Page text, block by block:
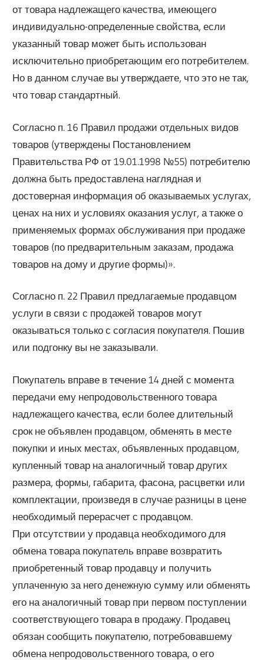
от товара надлежащего качества, имеющего
индивидуально-определенные свойства, если
указанный товар может быть использован
исключительно приобретающим его потребителем.
Но в данном случае вы утверждаете, что это не так,
что товар стандартный.
Согласно п. 16 Правил продажи отдельных видов
товаров (утверждены Постановлением
Правительства РФ от 19.01.1998 №55)​ потребителю
должна быть предоставлена наглядная и
достоверная информация об оказываемых услугах,
ценах на них и условиях оказания услуг, а также о
применяемых формах обслуживания при продаже
товаров (по предварительным заказам, продажа
товаров на дому и другие формы)».
Согласно п. 22 Правил предлагаемые продавцом
услуги в связи с продажей товаров могут
оказываться только с согласия покупателя. Пошив
или подгонку вы не заказывали.
Покупатель вправе в течение 14 дней с момента
передачи ему непродовольственного товара
надлежащего качества, если более длительный
срок не объявлен продавцом, обменять в месте
покупки и иных местах, объявленных продавцом,
купленный товар на аналогичный товар других
размера, формы, габарита, фасона, расцветки или
комплектации, произведя в случае разницы в цене
необходимый перерасчет с продавцом.
При отсутствии у продавца необходимого для
обмена товара покупатель вправе возвратить
приобретенный товар продавцу и получить
уплаченную за него денежную сумму или обменять
его на аналогичный товар при первом поступлении
соответствующего товара в продажу. Продавец
обязан сообщить покупателю, потребовавшему
обмена непродовольственного товара, о его